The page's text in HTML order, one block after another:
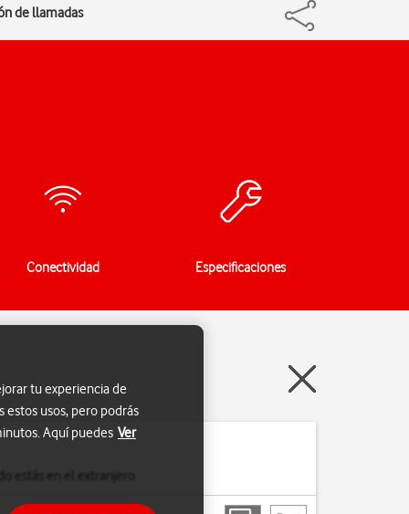
de llamadas
Conectividad Especificaciones
tu experiencia de
estos usos, pero podrás
Aquí puedes Ver